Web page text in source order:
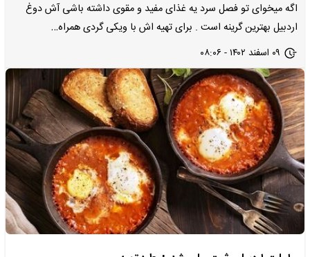
اگه میخوای تو فصل سرد یه غذای مفید و مقوی داشته باشی آش دوغ
اردبیل بهترین گرینه است . برای تهیه اش با ویکی گردی همراه…
۰۹ اسفند ۱۴۰۲ - ۰۸:۰۶